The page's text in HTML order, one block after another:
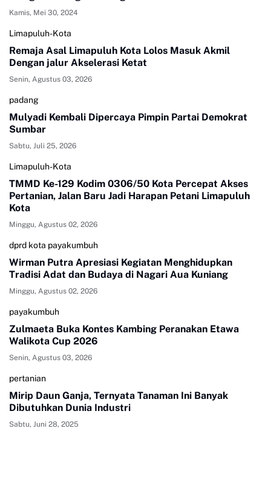
Kamis, Mei 30, 2024
Limapuluh-Kota
Remaja Asal Limapuluh Kota Lolos Masuk Akmil
Dengan jalur Akselerasi Ketat
Senin, Agustus 03, 2026
padang
Mulyadi Kembali Dipercaya Pimpin Partai Demokrat
Sumbar
Sabtu, Juli 25, 2026
Limapuluh-Kota
TMMD Ke-129 Kodim 0306/50 Kota Percepat Akses
Pertanian, Jalan Baru Jadi Harapan Petani Limapuluh
Kota
Minggu, Agustus 02, 2026
dprd kota payakumbuh
Wirman Putra Apresiasi Kegiatan Menghidupkan
Tradisi Adat dan Budaya di Nagari Aua Kuniang
Minggu, Agustus 02, 2026
payakumbuh
Zulmaeta Buka Kontes Kambing Peranakan Etawa
Walikota Cup 2026
Senin, Agustus 03, 2026
pertanian
Mirip Daun Ganja, Ternyata Tanaman Ini Banyak
Dibutuhkan Dunia Industri
Sabtu, Juni 28, 2025